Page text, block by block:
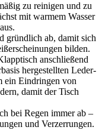
zu reinigen und zu
mit warmem Wasser
gründlich ab, damit sich
bilden.
anschließend
hergestellten Leder-
ein Eindringen von
damit der Tisch
bei Regen immer ab –
und Verzerrungen.